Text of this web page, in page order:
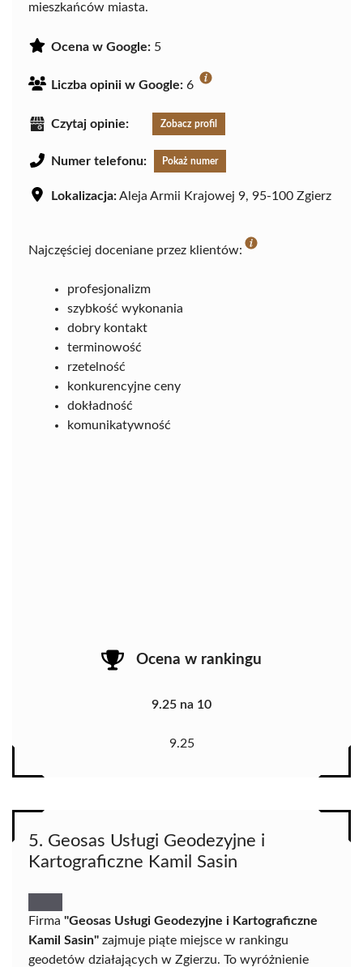
mieszkańców miasta.
Ocena w Google: 5
Liczba opinii w Google: 6
Czytaj opinie: Zobacz profil
Numer telefonu: Pokaż numer
Lokalizacja:Aleja Armii Krajowej 9, 95-100 Zgierz
Najczęściej doceniane przez klientów:
profesjonalizm
szybkość wykonania
dobry kontakt
terminowość
rzetelność
konkurencyjne ceny
dokładność
komunikatywność
Ocena w rankingu
9.25 na 10
9.25
5. Geosas Usługi Geodezyjne i
Kartograficzne Kamil Sasin
Firma "Geosas Usługi Geodezyjne i Kartograficzne
Kamil Sasin" zajmuje piąte miejsce w rankingu
geodetów działających w Zgierzu. To wyróżnienie